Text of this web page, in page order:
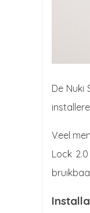
De Nuki
Veel
Lock